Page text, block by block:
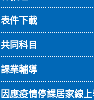
表件下載
共同科目
課業輔導
因應疫情停課居家線